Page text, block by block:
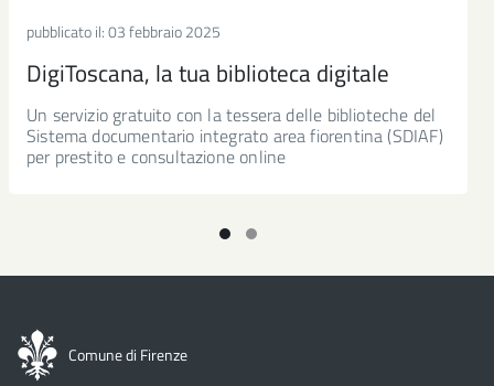
pubblicato il:03 febbraio 2025
DigiToscana, la tua biblioteca digitale
Un servizio gratuito con la tessera delle biblioteche del
Sistema documentario integrato area fiorentina (SDIAF)
per prestito e consultazione online
Comune di Firenze